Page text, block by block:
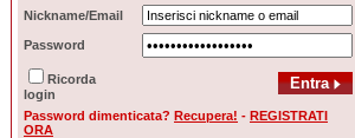
Nickname/Email
Password
Ricorda
login
Password dimenticata? Recupera! - REGISTRATI
ORA